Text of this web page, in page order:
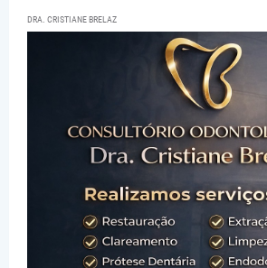
DRA. CRISTIANE BRELAZ